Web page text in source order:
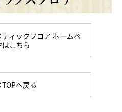
ィックフロア ホームペ
はこちら
へ戻る